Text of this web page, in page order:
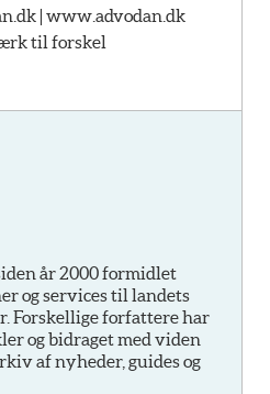
| www.advodan.dk
til forskel
år 2000 formidlet
og services til landets
Forskellige forfattere har
og bidraget med viden
af nyheder, guides og